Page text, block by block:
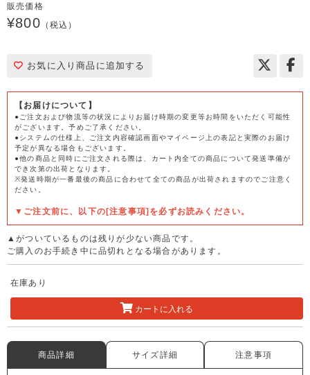
販売価格
¥800 （税込）
お気に入り商品に追加する
【お届けについて】
●ご注文および物流等の状況によりお届け時期の変更等お時間をいただく可能性
がございます。予めご了承ください。
●システムの仕様上、ご注文内容確認画面やマイページ上の表記と実際のお届け
予定が異なる場合もございます。
●他の商品と同時にご注文される際は、カート内全ての商品について発送準備が
でき次第の出荷となります。
※発送時期が一番最後の商品に合わせて全ての商品が出荷されますのでご注意く
ださい。
▼ご注文前に、以下の[注意事項]を必ずお読みください。
▲がついているものは残りが少ない商品です。
ご購入のお手続き中に品切れとなる場合があります。
在庫あり
カートに入れる
商品詳細 サイズ詳細 注意事項